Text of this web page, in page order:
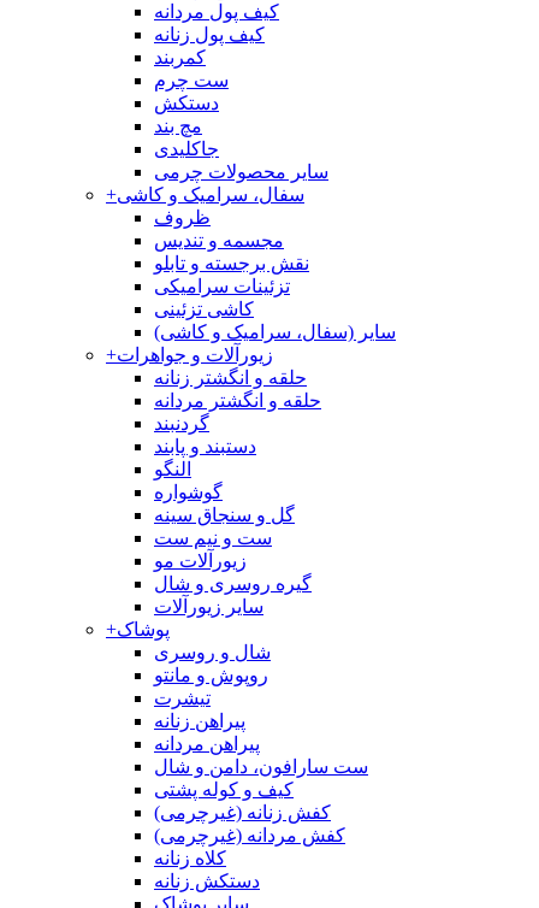
کیف پول مردانه
کیف پول زنانه
کمربند
ست چرم
دستکش
مچ بند
جاکلیدی
سایر محصولات چرمی
+سفال، سرامیک و کاشی
ظروف
مجسمه و تندیس
نقش برجسته و تابلو
تزئینات سرامیکی
کاشی تزئینی
سایر (سفال، سرامیک و کاشی)
+زیورآلات و جواهرات
حلقه و انگشتر زنانه
حلقه و انگشتر مردانه
گردنبند
دستبند و پابند
النگو
گوشواره
گل و سنجاق سینه
ست و نیم ست
زیورآلات مو
گیره روسری و شال
سایر زیورآلات
+پوشاک
شال و روسری
روپوش و مانتو
تیشرت
پیراهن زنانه
پیراهن مردانه
ست سارافون، دامن و شال
کیف و کوله پشتی
کفش زنانه (غیرچرمی)
کفش مردانه (غیرچرمی)
کلاه زنانه
دستکش زنانه
سایر پوشاک